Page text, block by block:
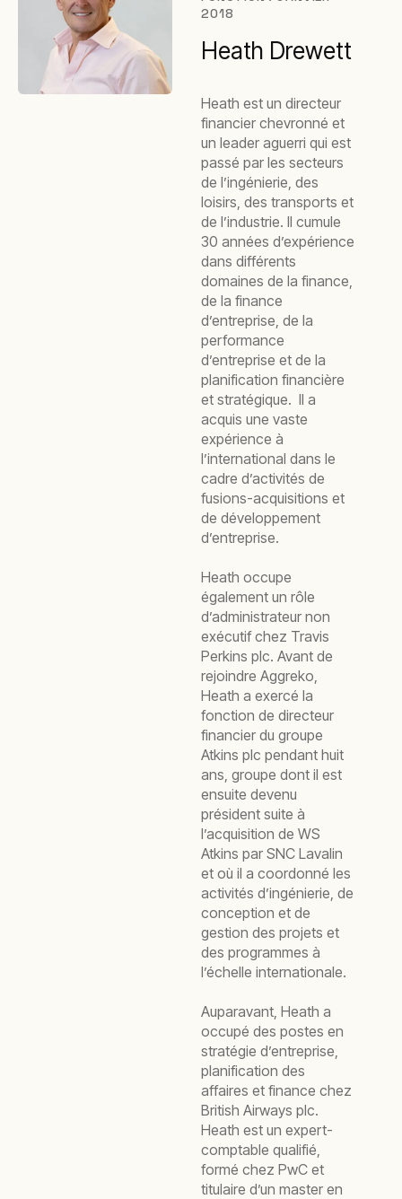
2018
Heath Drewett
Heath est un directeur
financier chevronné et
un leader aguerri qui est
passé par les secteurs
de l’ingénierie, des
loisirs, des transports et
de l’industrie. Il cumule
30 années d’expérience
dans différents
domaines de la finance,
de la finance
d’entreprise, de la
performance
d’entreprise et de la
planification financière
et stratégique. Il a
acquis une vaste
expérience à
l’international dans le
cadre d’activités de
fusions-acquisitions et
de développement
d’entreprise.
Heath occupe
également un rôle
d’administrateur non
exécutif chez Travis
Perkins plc. Avant de
rejoindre Aggreko,
Heath a exercé la
fonction de directeur
financier du groupe
Atkins plc pendant huit
ans, groupe dont il est
ensuite devenu
président suite à
l’acquisition de WS
Atkins par SNC Lavalin
et où il a coordonné les
activités d’ingénierie, de
conception et de
gestion des projets et
des programmes à
l’échelle internationale.
Auparavant, Heath a
occupé des postes en
stratégie d’entreprise,
planification des
affaires et finance chez
British Airways plc.
Heath est un expert-
comptable qualifié,
formé chez PwC et
titulaire d’un master en